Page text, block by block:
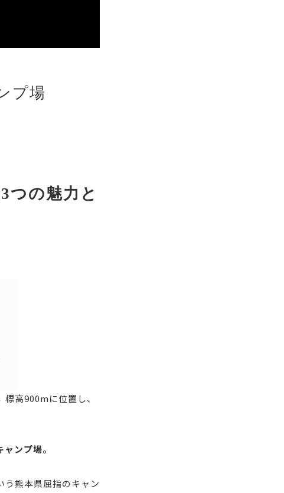
プ場
つの魅力と
標高900mに位置し、
ンプ場。
う熊本県屈指のキャン